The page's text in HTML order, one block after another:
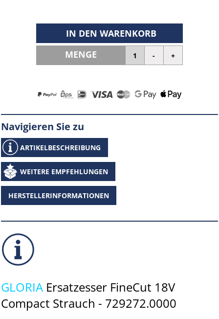
IN DEN WARENKORB
MENGE
Navigieren Sie zu
ARTIKELBESCHREIBUNG
WEITERE EMPFEHLUNGEN
HERSTELLERINFORMATIONEN
GLORIA Ersatzesser FineCut 18V
Compact Strauch - 729272.0000